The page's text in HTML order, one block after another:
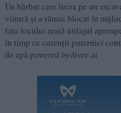
Un bărbat care lucra pe un
viitură și a rămas blocat în
fața locului arată utilajul
în timp ce curenții puternici
de apă.powered bydivee.ai